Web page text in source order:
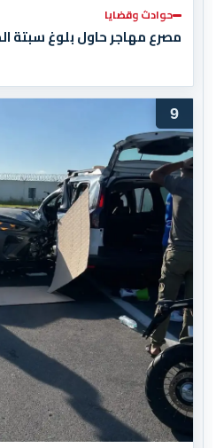
حوادث وقضايا
مصرع مهاجر حاول بلوغ سبتة
9